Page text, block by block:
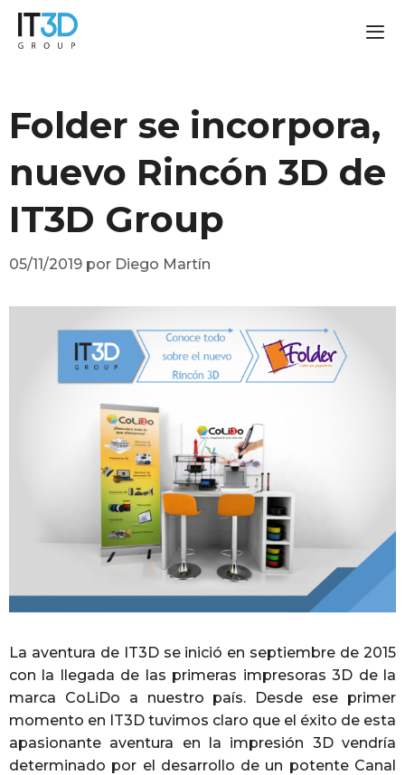
Folder se incorpora,
nuevo Rincón 3D de
IT3D Group
05/11/2019 por Diego Martín
La aventura de IT3D se inició en septiembre de 2015
con la llegada de las primeras impresoras 3D de la
marca CoLiDo a nuestro país. Desde ese primer
momento en IT3D tuvimos claro que el éxito de esta
apasionante aventura en la impresión 3D vendría
determinado por el desarrollo de un potente Canal